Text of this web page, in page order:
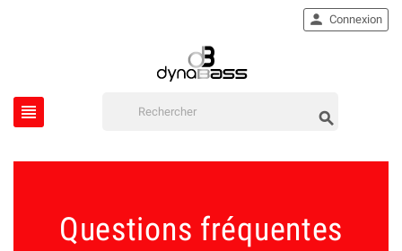
 
 Connexion
Questions fréquentes